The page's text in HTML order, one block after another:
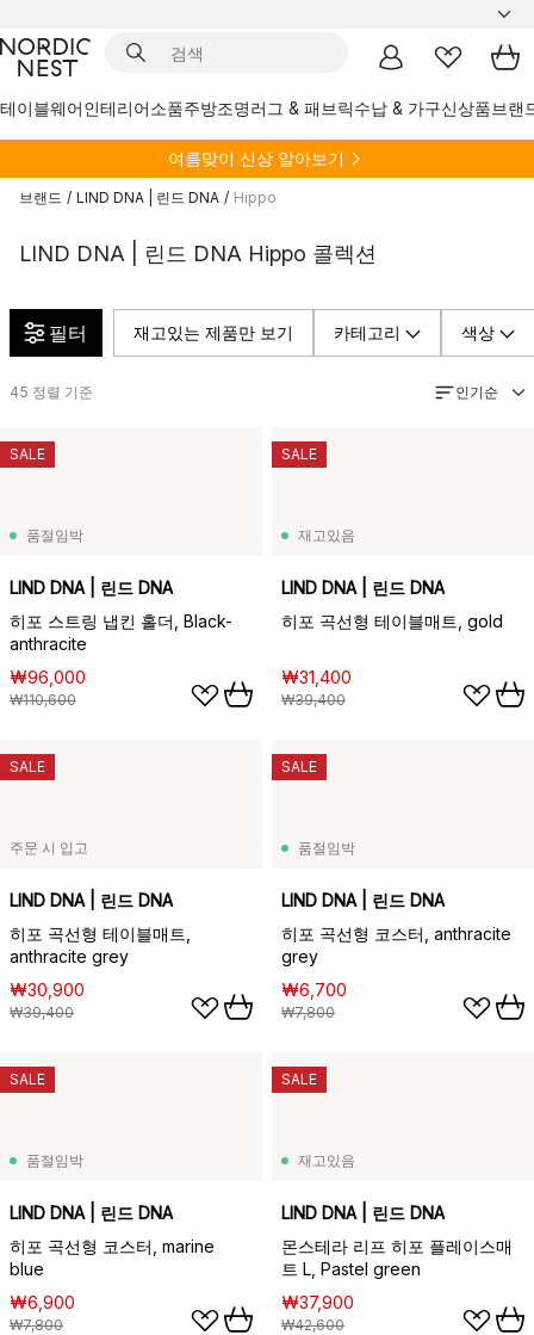
테이블웨어인테리어소품주방조명러그 & 패브릭수납 & 가구신상품브랜
여름맞이 신상 알아보기
브랜드 / LIND DNA | 린드 DNA / Hippo
LIND DNA | 린드 DNA Hippo 콜렉션
필터 재고있는 제품만 보기 카테고리 색상
45 정렬 기준 인기순
품절임박
LIND DNA | 린드 DNA
히포 스트링 냅킨 홀더, Black-
anthracite
₩96,000
₩110,600
SALE
재고있음
LIND DNA | 린드 DNA
히포 곡선형 테이블매트, gold
₩31,400
₩39,400
SALE
주문 시 입고
LIND DNA | 린드 DNA
히포 곡선형 테이블매트,
anthracite grey
₩30,900
₩39,400
SALE
품절임박
LIND DNA | 린드 DNA
히포 곡선형 코스터, anthracite
grey
₩6,700
₩7,800
SALE
품절임박
LIND DNA | 린드 DNA
히포 곡선형 코스터, marine
blue
₩6,900
₩7,800
SALE
재고있음
LIND DNA | 린드 DNA
몬스테라 리프 히포 플레이스매
트 L, Pastel green
₩37,900
₩42,600
SALE